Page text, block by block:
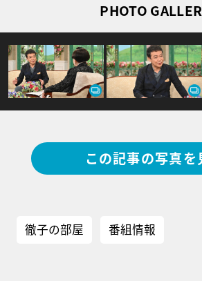
PHOTO
この記事の写真を
徹子の部屋 番組情報